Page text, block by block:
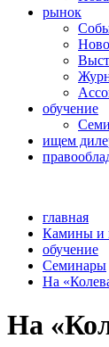
рынок
обучение
ищем
главная
Камины и
обучение
Семинары
На
На